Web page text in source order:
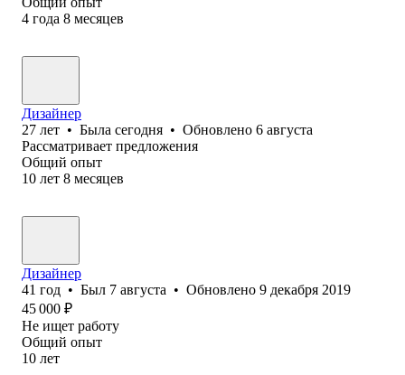
4 года 8 месяцев
Дизайнер
27 лет • Была сегодня • Обновлено 6 августа
Рассматривает предложения
Общий опыт
10 лет 8 месяцев
Дизайнер
41 год • Был 7 августа • Обновлено 9 декабря 2019
45 000 ₽
Не ищет работу
Общий опыт
10 лет